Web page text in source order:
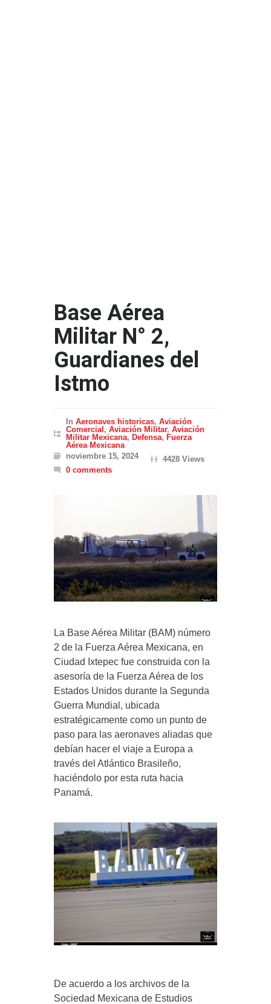
Base Aérea
Militar N° 2,
Guardianes del
Istmo
In Aeronaves historicas, Aviación
Comercial , Aviación Militar, Aviación
Militar Mexicana, Defensa, Fuerza
Aérea Mexicana
noviembre 15, 2024
4428 Views
0 comments
La Base Aérea Militar (BAM) número
2 de la Fuerza Aérea Mexicana, en
Ciudad Ixtepec fue construida con la
asesoría de la Fuerza Aérea de los
Estados Unidos durante la Segunda
Guerra Mundial, ubicada
estratégicamente como un punto de
paso para las aeronaves aliadas que
debían hacer el viaje a Europa a
través del Atlántico Brasileño,
haciéndolo por esta ruta hacia
Panamá.
De acuerdo a los archivos de la
Sociedad Mexicana de Estudios